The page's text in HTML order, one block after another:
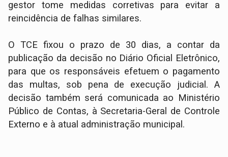
gestor tome medidas corretivas para evitar a
reincidência de falhas similares.
O TCE fixou o prazo de 30 dias, a contar da
publicação da decisão no Diário Oficial Eletrônico,
para que os responsáveis efetuem o pagamento
das multas, sob pena de execução judicial. A
decisão também será comunicada ao Ministério
Público de Contas, à Secretaria-Geral de Controle
Externo e à atual administração municipal.